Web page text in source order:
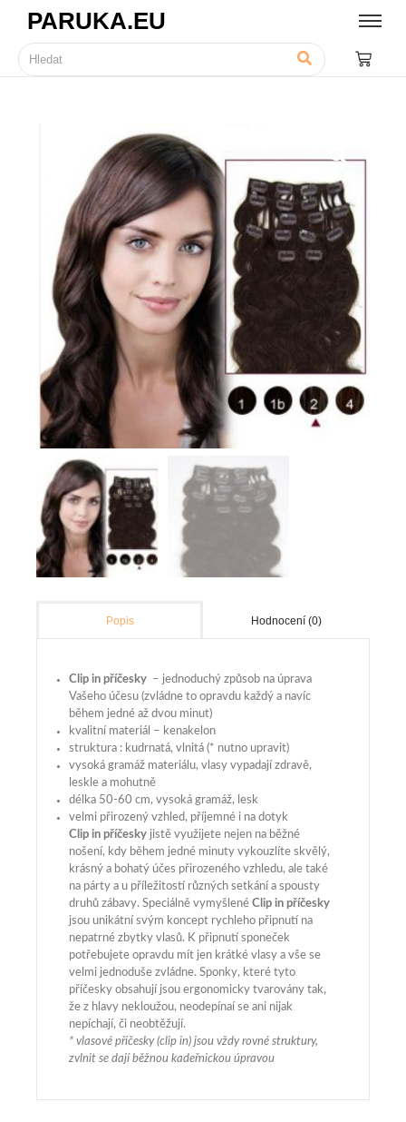
PARUKA.EU
Popis Hodnocení (0)
Clip in příčesky – jednoduchý způsob na úprava
Vašeho účesu (zvládne to opravdu každý a navíc
během jedné až dvou minut)
kvalitní materiál – kenakelon
struktura : kudrnatá, vlnitá (* nutno upravit)
vysoká gramáž materiálu, vlasy vypadají zdravě,
leskle a mohutně
délka 50-60 cm, vysoká gramáž, lesk
velmi přirozený vzhled, příjemné i na dotyk
Clip in příčesky jistě využijete nejen na běžné
nošení, kdy během jedné minuty vykouzlíte skvělý,
krásný a bohatý účes přirozeného vzhledu, ale také
na párty a u příležitostí různých setkání a spousty
druhů zábavy. Speciálně vymyšlené Clip in příčesky
jsou unikátní svým koncept rychleho připnutí na
nepatrné zbytky vlasů. K připnutí sponeček
potřebujete opravdu mít jen krátké vlasy a vše se
velmi jednoduše zvládne. Sponky, které tyto
příčesky obsahují jsou ergonomicky tvarovány tak,
že z hlavy nekloužou, neodepínaí se ani nijak
nepíchají, či neobtěžují.
* vlasové příčesky (clip in) jsou vždy rovné struktury,
zvlnit se dají běžnou kadeřnickou úpravou